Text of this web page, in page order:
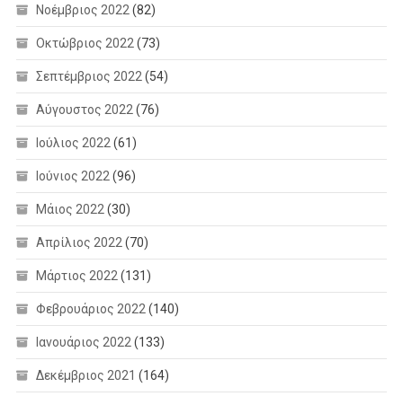
Νοέμβριος 2022 (82)
Οκτώβριος 2022 (73)
Σεπτέμβριος 2022 (54)
Αύγουστος 2022 (76)
Ιούλιος 2022 (61)
Ιούνιος 2022 (96)
Μάιος 2022 (30)
Απρίλιος 2022 (70)
Μάρτιος 2022 (131)
Φεβρουάριος 2022 (140)
Ιανουάριος 2022 (133)
Δεκέμβριος 2021 (164)